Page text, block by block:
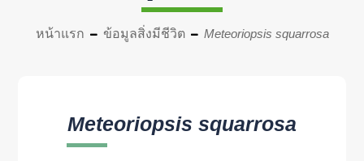
หน้าแรก ข้อมูลสิ่งมีชีวิต Meteoriopsis squarrosa
Meteoriopsis squarrosa